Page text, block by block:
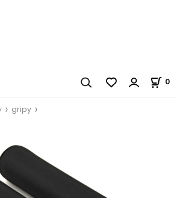
0
gripy